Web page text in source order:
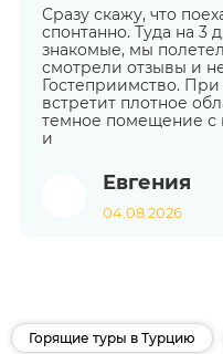
Сразу скажу, что
спонтанно. Туда на 3
знакомые, мы
смотрели отзывы и
Гостеприимство. При
встретит плотное
темное помещение
и
Евгения
04.08.2026
Горящие туры в Турцию